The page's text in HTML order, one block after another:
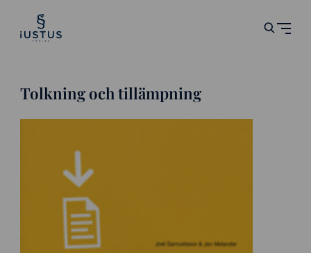
Tolkning och tillämpning